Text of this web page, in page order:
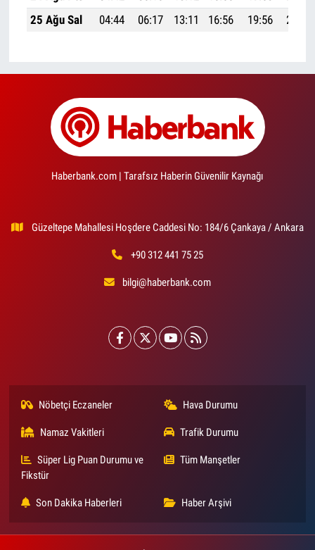
25 Ağu Sal
04:44 06:17 13:11 16:56 19:56 21:23
Haberbank.com | Tarafsız Haberin Güvenilir Kaynağı
Güzeltepe Mahallesi Hoşdere Caddesi No: 184/6 Çankaya / Ankara
+90 312 441 75 25
bilgi@haberbank.com
Nöbetçi Eczaneler Hava Durumu
Namaz Vakitleri Trafik Durumu
Süper Lig Puan Durumu ve
Fikstür
Tüm Manşetler
Son Dakika Haberleri Haber Arşivi